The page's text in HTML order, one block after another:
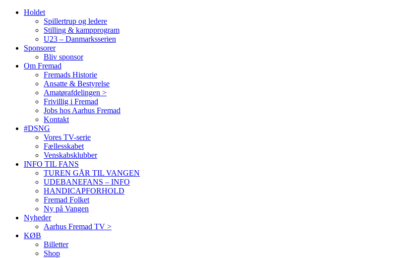
Holdet
Spillertrup og ledere
Stilling & kampprogram
U23 – Danmarksserien
Sponsorer
Bliv sponsor
Om Fremad
Fremads Historie
Ansatte & Bestyrelse
Amatørafdelingen >
Frivillig i Fremad
Jobs hos Aarhus Fremad
Kontakt
#DSNG
Vores TV-serie
Fællesskabet
Venskabsklubber
INFO TIL FANS
TUREN GÅR TIL VANGEN
UDEBANEFANS – INFO
HANDICAPFORHOLD
Fremad Folket
Ny på Vangen
Nyheder
Aarhus Fremad TV >
KØB
Billetter
Shop